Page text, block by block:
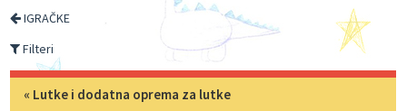
IGRAČKE
Filteri
« Lutke i dodatna oprema za lutke